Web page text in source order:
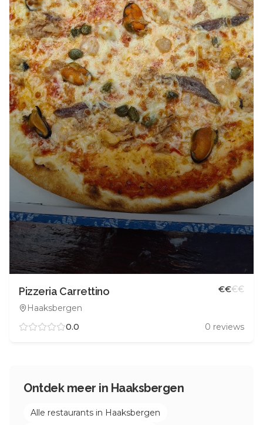
Pizzeria Carrettino
Haaksbergen
€€€€
0.0 0 reviews
Ontdek meer in Haaksbergen
Alle restaurants in Haaksbergen